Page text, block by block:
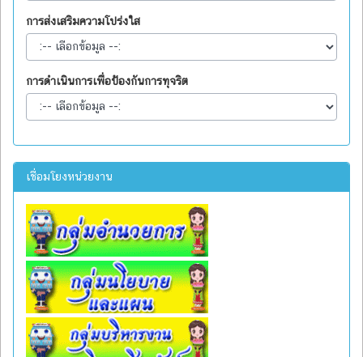
การส่งเสริมความโปร่งใส
การดำเนินการเพื่อป้องกันการทุจริต
เชื่อมโยงหน่วยงาน